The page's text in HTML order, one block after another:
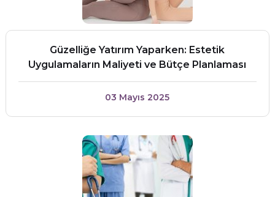
Güzelliğe Yatırım Yaparken: Estetik
Uygulamaların Maliyeti ve Bütçe Planlaması
03 Mayıs 2025